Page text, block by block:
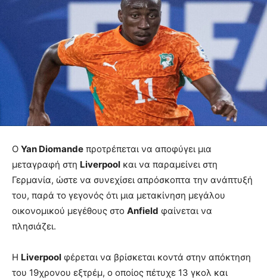
Ο Yan Diomande προτρέπεται να αποφύγει μια
μεταγραφή στη Liverpool και να παραμείνει στη
Γερμανία, ώστε να συνεχίσει απρόσκοπτα την ανάπτυξή
του, παρά το γεγονός ότι μια μετακίνηση μεγάλου
οικονομικού μεγέθους στο Anfield φαίνεται να
πλησιάζει.
Η Liverpool φέρεται να βρίσκεται κοντά στην απόκτηση
του 19χρονου εξτρέμ, ο οποίος πέτυχε 13 γκολ και